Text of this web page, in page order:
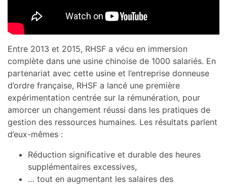
Entre 2013 et 2015, RHSF a vécu en immersion
complète dans une usine chinoise de 1000 salariés. En
partenariat avec cette usine et l’entreprise donneuse
d’ordre française, RHSF a lancé une première
expérimentation centrée sur la rémunération, pour
amorcer un changement réussi dans les pratiques de
gestion des ressources humaines. Les résultats parlent
d’eux-mêmes :
Réduction significative et durable des heures
supplémentaires excessives,
… tout en augmentant les salaires des